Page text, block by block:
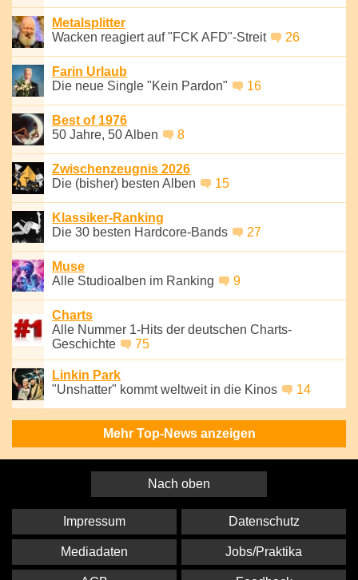
Metalsplitter
Wacken reagiert auf "FCK AFD"-Streit
26
Farin Urlaub
Die neue Single "Kein Pardon"
16
Best of 1976
50 Jahre, 50 Alben
8
Zwischenzeugnis 2026
Die (bisher) besten Alben
15
Klassiker-Ranking
Die 30 besten Hardcore-Bands
27
Muse
Alle Studioalben im Ranking
9
Charts
Alle Nummer 1-Hits der deutschen Charts-
Geschichte
75
Linkin Park
"Unshatter" kommt weltweit in die Kinos
14
Mehr Top-News anzeigen
Nach oben
Impressum Datenschutz
Mediadaten Jobs/Praktika